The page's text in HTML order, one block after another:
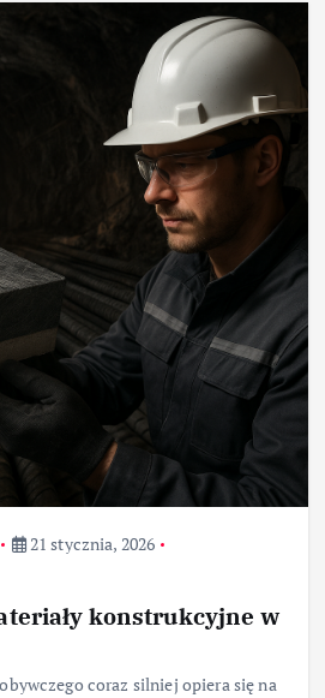
21 stycznia, 2026
konstrukcyjne w
coraz silniej opiera się na